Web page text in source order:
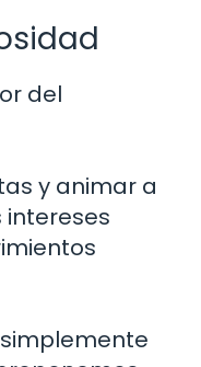
del
y animar a
intereses